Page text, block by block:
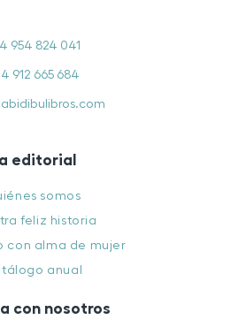
954 824 041
912 665 684
editorial
somos
feliz historia
con alma de mujer
anual
con nosotros